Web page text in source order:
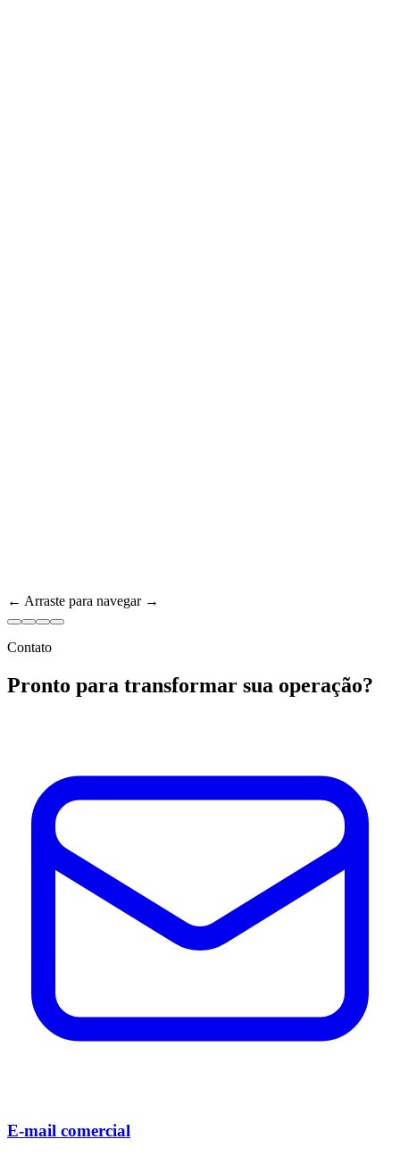
← Arraste para navegar →
Contato
Pronto para transformar sua operação?
E-mail comercial